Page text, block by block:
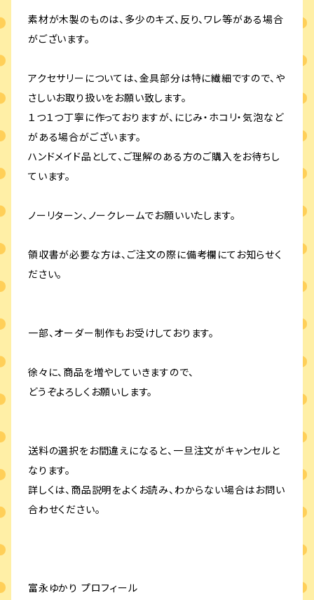
素材が木製のものは、多少のキズ、反り、ワレ等がある場合
がございます。
アクセサリーについては、金具部分は特に繊細ですので、や
さしいお取り扱いをお願い致します。
１つ１つ丁寧に作っておりますが、にじみ・ホコリ・気泡など
がある場合がございます。
ハンドメイド品として、ご理解のある方のご購入をお待ちし
ています。
ノーリターン、ノークレームでお願いいたします。
領収書が必要な方は、ご注文の際に備考欄にてお知らせく
ださい。
一部、オーダー制作もお受けしております。
徐々に、商品を増やしていきますので、
どうぞよろしくお願いします。
送料の選択をお間違えになると、一旦注文がキャンセルと
なります。
詳しくは、商品説明をよくお読み、わからない場合はお問い
合わせください。
富永ゆかり プロフィール